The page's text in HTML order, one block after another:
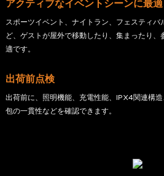
アクティブなイベントシーンに最適
スポーツイベント、ナイトラン、フェスティ
ど、ゲストが屋外で移動したり、集まったり
適です。
出荷前点検
出荷前に、照明機能、充電性能、IPX4関連構
包の一貫性などを確認できます。